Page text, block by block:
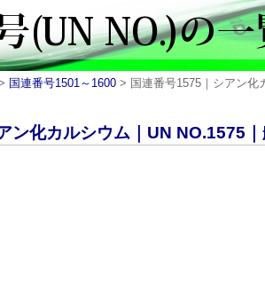
国連番号1501～1600 > 国連番号1575｜シアン化
ン化カルシウム｜UN NO.1575